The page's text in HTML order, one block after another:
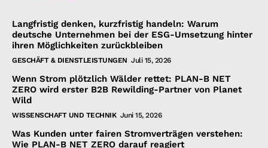
Langfristig denken, kurzfristig handeln: Warum
deutsche Unternehmen bei der ESG-Umsetzung hinter
ihren Möglichkeiten zurückbleiben
GESCHÄFT & DIENSTLEISTUNGEN Juli 15, 2026
Wenn Strom plötzlich Wälder rettet: PLAN-B NET
ZERO wird erster B2B Rewilding-Partner von Planet
Wild
WISSENSCHAFT UND TECHNIK Juni 15, 2026
Was Kunden unter fairen Stromverträgen verstehen:
Wie PLAN-B NET ZERO darauf reagiert